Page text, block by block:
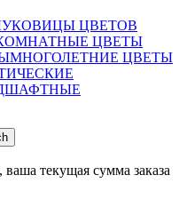
ЦВЕТОВ
ЦВЕТЫ
МНОГОЛЕТНИЕ ЦВЕТЫ
текущая сумма заказа